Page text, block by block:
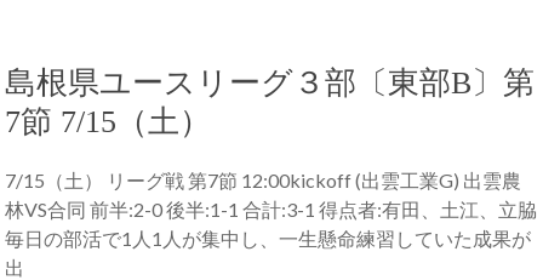
島根県ユースリーグ３部〔東部B〕第
7節 7/15（土）
7/15（土） リーグ戦 第7節 12:00kickoff (出雲工業G) 出雲農
林VS合同 前半:2-0 後半:1-1 合計:3-1 得点者:有田、土江、立脇
毎日の部活で1人1人が集中し、一生懸命練習していた成果が
出